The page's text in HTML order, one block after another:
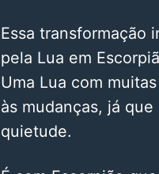
Essa transformação
pela Lua em
Uma Lua com
às mudanças, já
quietude.